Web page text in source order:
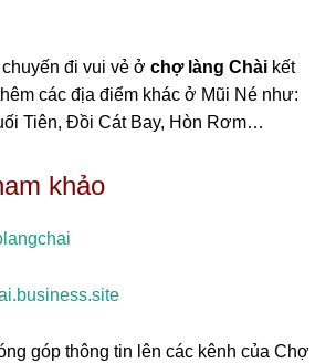
chuyến đi vui vẻ ởchợ làng Chài kết
các địa điểm khác ở Mũi Né như:
Tiên, Đồi Cát Bay, Hòn Rơm…
khảo
góp thông tin lên các kênh của Chợ